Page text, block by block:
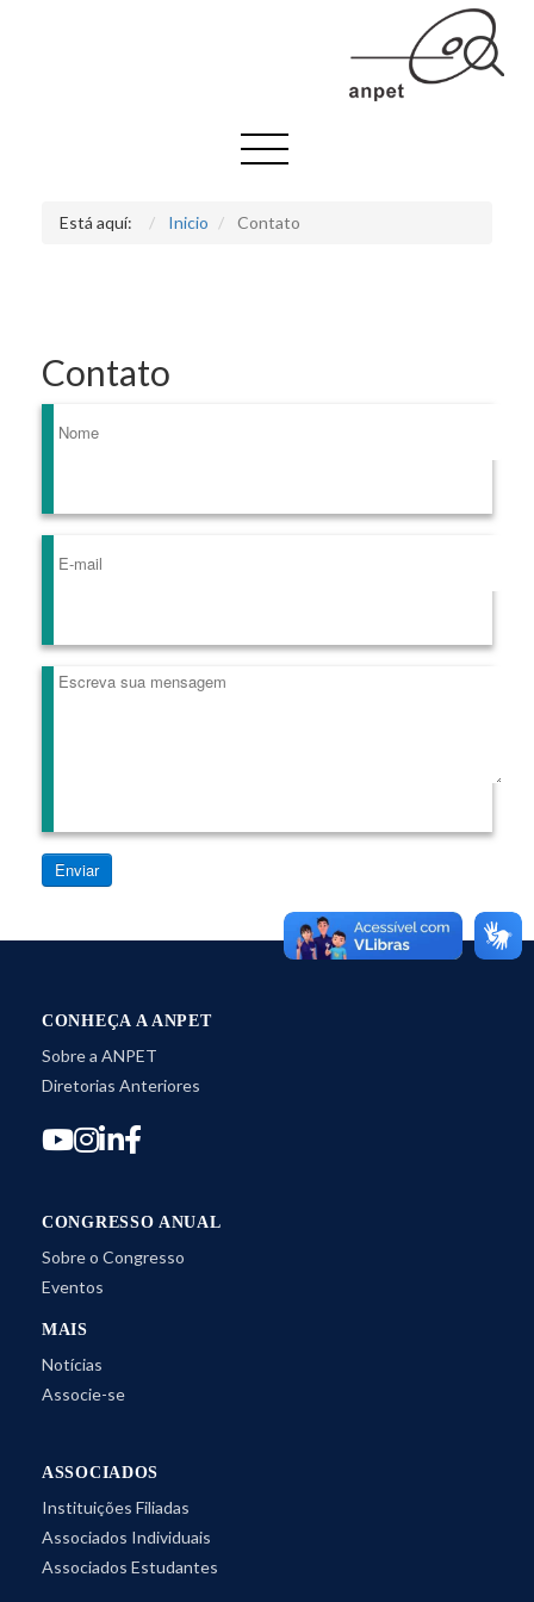
Está aquí: Inicio Contato
Contato
Enviar
CONHEÇA A ANPET
Sobre a ANPET
Diretorias Anteriores
CONGRESSO ANUAL
Sobre o Congresso
Eventos
MAIS
Notícias
Associe-se
ASSOCIADOS
Instituições Filiadas
Associados Individuais
Associados Estudantes